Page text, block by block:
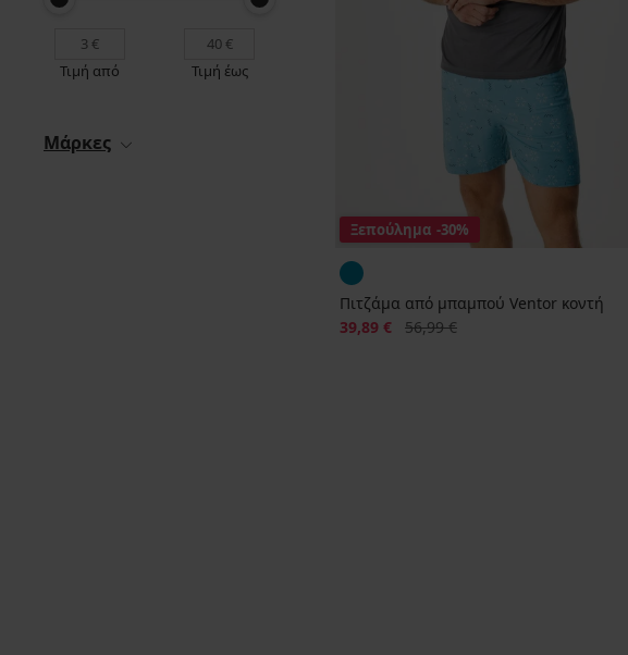
Τιμή από Τιμή έως
Μάρκες
Ξεπούλημα -30%
Πιτζάμα από μπαμπού Ventor κοντή
Έκπτωση
39,89 € Αρχική τιμή
56,99 €